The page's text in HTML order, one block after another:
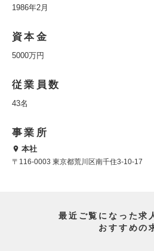
1986年2月
資本金
5000万円
従業員数
43名
事業所
本社
〒116-0003 東京都荒川区南千住3-10-17
最近ご覧になった求
おすすめの